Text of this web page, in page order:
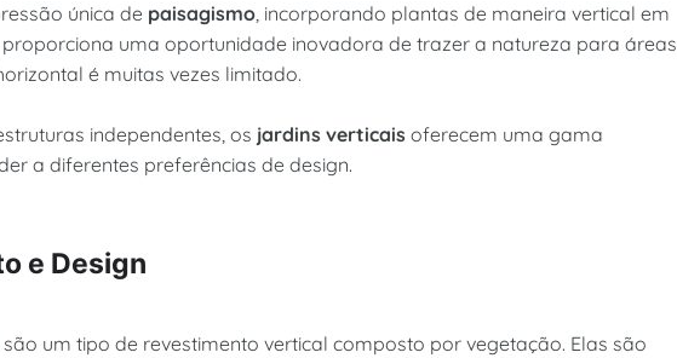
única de paisagismo, incorporando plantas de maneira vertical em
proporciona uma oportunidade inovadora de trazer a natureza para áreas
é muitas vezes limitado.
independentes, os jardins verticaisoferecem uma gama
a diferentes preferências de design.
e Design
um tipo de revestimento vertical composto por vegetação. Elas são